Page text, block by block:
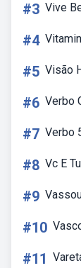
#3 Vive
#4
#5 Visão
#6 Verbo
#7 Verbo
#8 Vc E
#9
#10
#11